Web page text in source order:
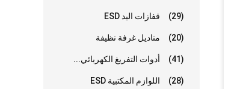
قفازات اليد ESD (29)
مناديل غرفة نظيفة (20)
أدوات التفريغ الكهربائي... (41)
اللوازم المكتبية ESD (28)